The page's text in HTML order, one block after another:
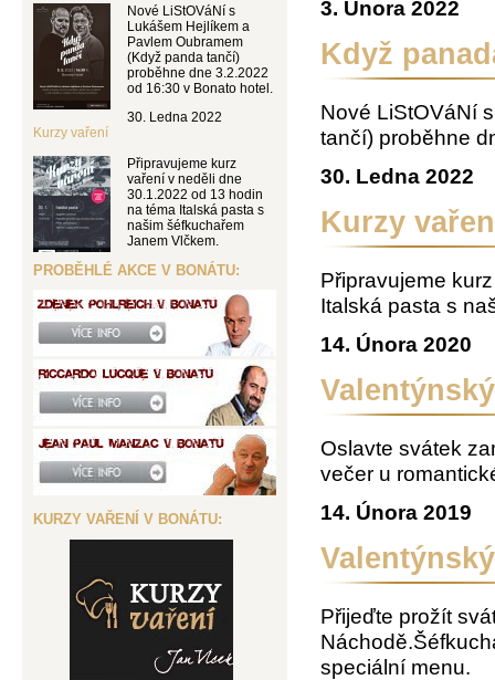
Nové LiStOVáNí s
Lukášem Hejlíkem a
Pavlem Oubramem
(Když panda tančí)
proběhne dne 3.2.2022
od 16:30 v Bonato hotel.
30. Ledna 2022
Kurzy vaření
Připravujeme kurz
vaření v neděli dne
30.1.2022 od 13 hodin
na téma Italská pasta s
našim šéfkuchařem
Janem Vlčkem.
PROBĚHLÉ AKCE V BONÁTU:
KURZY VAŘENÍ V BONÁTU:
3. Února 2022
Když
Nové LiStOVáNí
tančí) proběhne
30. Ledna 2022
Kurzy
Připravujeme
Italská pasta s
14. Února 2020
Oslavte svátek
večer u
14. Února 2019
Přijeďte prožít
speciální menu.